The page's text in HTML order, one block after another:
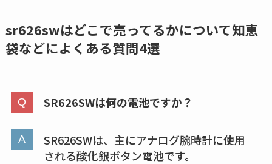
め替えはどこで売っ
てる？ドンキ・ロフ
トなど販売店や安い
アクアテクトゲルが
こ？楽天・amazonで
買える？値段や手荒
sr626swはどこで売ってるかについて知恵
袋などによくある質問4選
SR626SWは何の電池ですか？
SR626SWは、主にアナログ腕時計に使用
される酸化銀ボタン電池です。